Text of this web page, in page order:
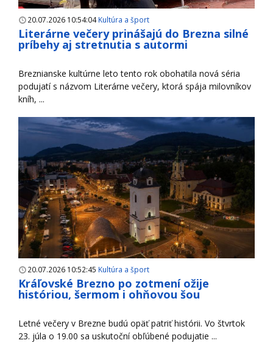
20.07.2026 10:54:04Kultúra a šport
Literárne večery prinášajú do Brezna silné
príbehy aj stretnutia s autormi
Breznianske kultúrne leto tento rok obohatila nová séria
podujatí s názvom Literárne večery, ktorá spája milovníkov
kníh, ...
20.07.2026 10:52:45 Kultúra a šport
Kráľovské Brezno po zotmení ožije
históriou, šermom i ohňovou šou
Letné večery v Brezne budú opäť patriť histórii. Vo štvrtok
23. júla o 19.00 sa uskutoční obľúbené podujatie ...